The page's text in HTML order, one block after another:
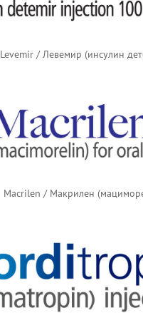
Levemir / Левемир (инсулин
Macrilen / Макрилен